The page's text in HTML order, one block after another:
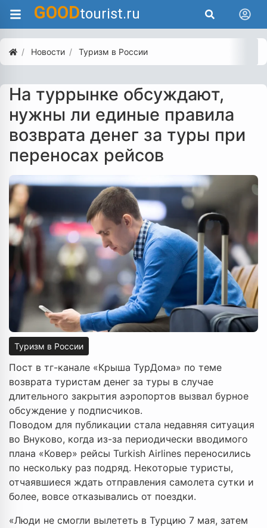
GOODtourist.ru
Новости Туризм в России
На туррынке обсуждают,
нужны ли единые правила
возврата денег за туры при
переносах рейсов
Туризм в России
Пост в тг-канале «Крыша ТурДома» по теме
возврата туристам денег за туры в случае
длительного закрытия аэропортов вызвал бурное
обсуждение у подписчиков.
Поводом для публикации стала недавняя ситуация
во Внуково, когда из-за периодически вводимого
плана «Ковер» рейсы Turkish Airlines переносились
по нескольку раз подряд. Некоторые туристы,
отчаявшиеся ждать отправления самолета сутки и
более, вовсе отказывались от поездки.
«Люди не смогли вылететь в Турцию 7 мая, затем